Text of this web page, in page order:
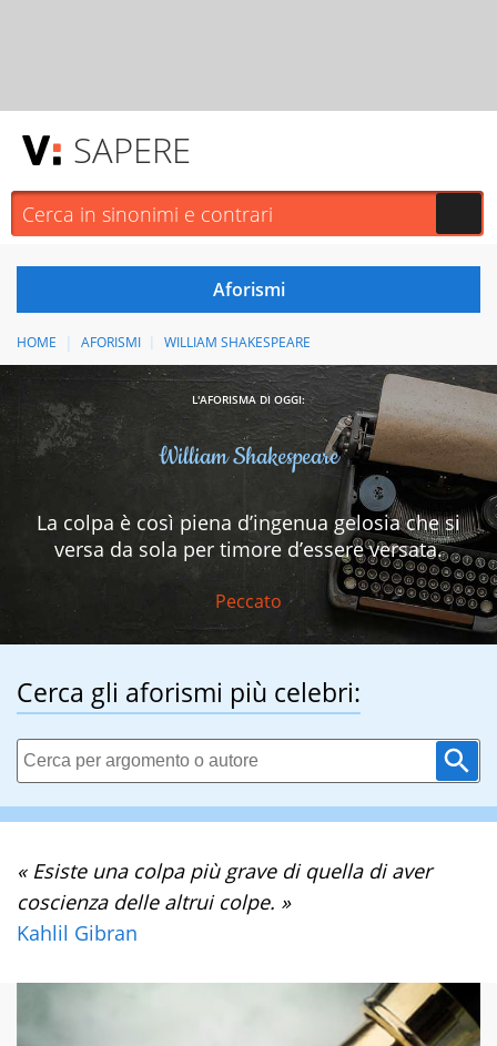
SAPERE
HOME AFORISMI WILLIAM SHAKESPEARE
L'AFORISMA DI OGGI:
William Shakespeare
La colpa è così piena d’ingenua gelosia che si
versa da sola per timore d’essere versata.
Peccato
Cerca gli aforismi più celebri:
« Esiste una colpa più grave di quella di aver
coscienza delle altrui colpe. »
Kahlil Gibran